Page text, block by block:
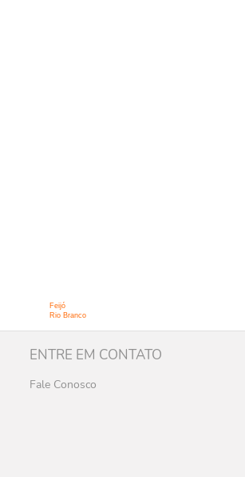
Feijó
Rio Branco
ENTRE EM CONTATO
Fale Conosco